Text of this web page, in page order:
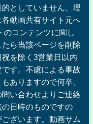
としていません、埋
動画共有サイト元へ
のコンテンツに関し
ら当該ページを削除
を除く3営業日以内
す。不慮による事故
ありますので何卒、
い合わせよりご連絡
日時のものですの
ざいます。動画サム